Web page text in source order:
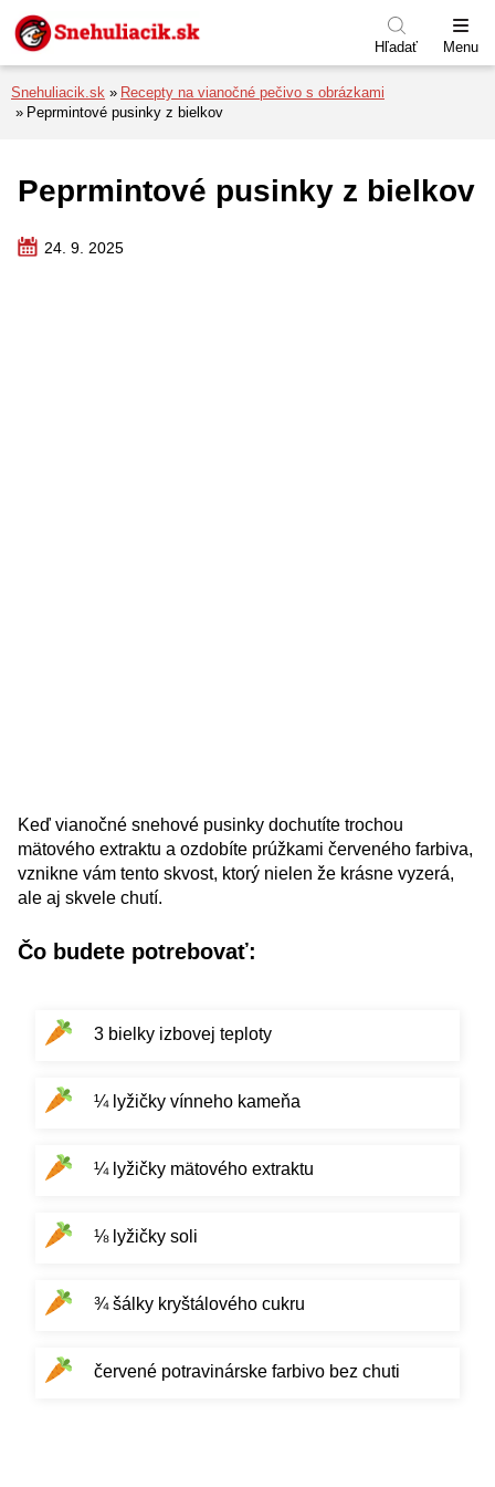
Preskočiť na menu
Preskočiť na obsah
Preskočiť na pätu
Hľadať Menu
Snehuliacik.sk
Recepty na vianočné pečivo s obrázkami
Peprmintové pusinky z bielkov
Peprmintové pusinky z bielkov
24. 9. 2025
Keď vianočné snehové pusinky dochutíte trochou
mätového extraktu a ozdobíte prúžkami červeného farbiva,
vznikne vám tento skvost, ktorý nielen že krásne vyzerá,
ale aj skvele chutí.
Čo budete potrebovať:
3 bielky izbovej teploty
¼ lyžičky vínneho kameňa
¼ lyžičky mätového extraktu
⅛ lyžičky soli
¾ šálky kryštálového cukru
červené potravinárske farbivo bez chuti